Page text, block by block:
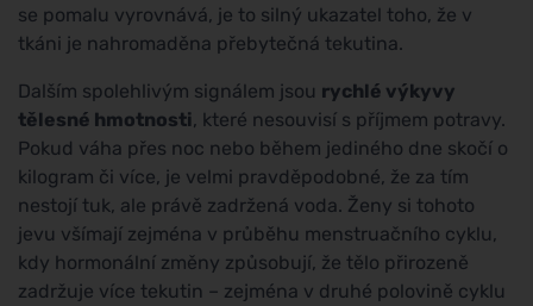
se pomalu vyrovnává, je to silný ukazatel toho, že v
tkáni je nahromaděna přebytečná tekutina.
Dalším spolehlivým signálem jsou rychlé výkyvy
tělesné hmotnosti, které nesouvisí s příjmem potravy.
Pokud váha přes noc nebo během jediného dne skočí o
kilogram či více, je velmi pravděpodobné, že za tím
nestojí tuk, ale právě zadržená voda. Ženy si tohoto
jevu všímají zejména v průběhu menstruačního cyklu,
kdy hormonální změny způsobují, že tělo přirozeně
zadržuje více tekutin – zejména v druhé polovině cyklu